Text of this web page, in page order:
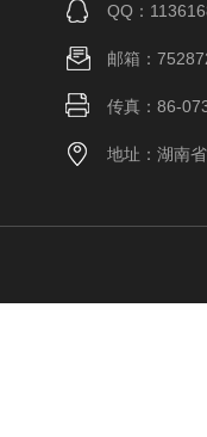
QQ：
邮箱：
传真：86-
地址：湖南